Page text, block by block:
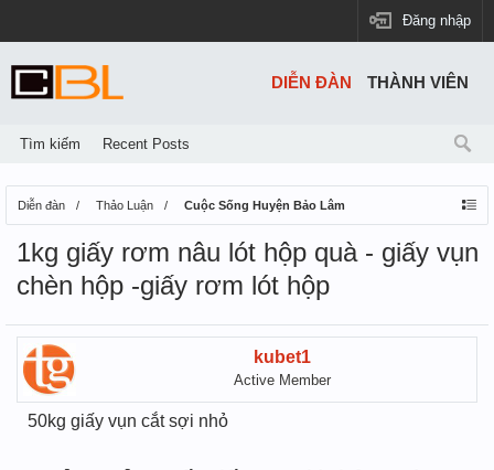
Đăng nhập
Diễn đàn Thảo Luận Cuộc Sống Huyện Bảo Lâm
1kg giấy rơm nâu lót hộp quà - giấy vụn
chèn hộp -giấy rơm lót hộp
kubet1
Active Member
50kg giấy vụn cắt sợi nhỏ
DIỄN ĐÀN
Tìm kiếm Recent Posts
THÀNH VIÊN